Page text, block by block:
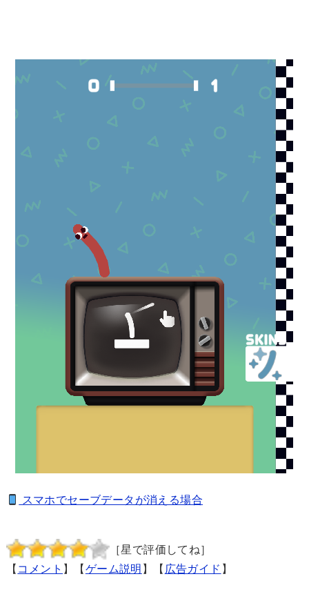
スマホでセーブデータが消える場合
［星で評価してね］
【 コメント 】【 ゲーム説明 】【 広告ガイド 】